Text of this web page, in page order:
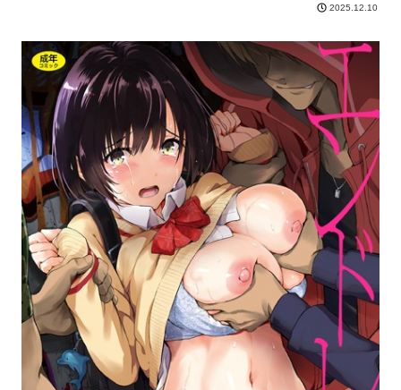
2025.12.10